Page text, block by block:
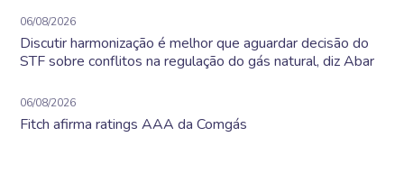
06/08/2026
Discutir harmonização é melhor que aguardar decisão do
STF sobre conflitos na regulação do gás natural, diz Abar
06/08/2026
Fitch afirma ratings AAA da Comgás